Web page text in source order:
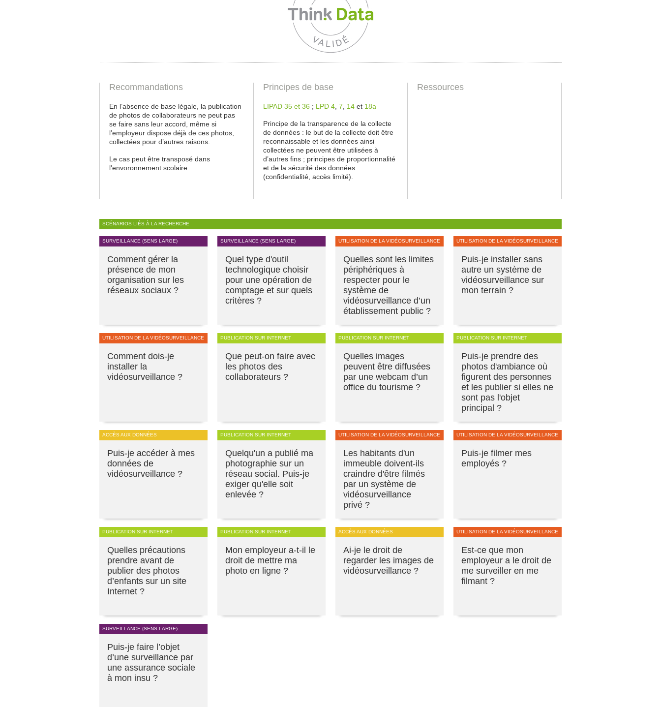
Recommandations
En l’absence de base légale, la publication
de photos de collaborateurs ne peut pas
se faire sans leur accord, même si
l’employeur dispose déjà de ces photos,
collectées pour d’autres raisons.
Le cas peut être transposé dans
l'envoronnement scolaire.
Principes de base
LIPAD 35 et 36 ; LPD 4, 7, 14 et 18a
Principe de la transparence de la collecte
de données : le but de la collecte doit être
reconnaissable et les données ainsi
collectées ne peuvent être utilisées à
d’autres fins ; principes de proportionnalité
et de la sécurité des données
(confidentialité, accès limité).
Ressources
SCÉNARIOS LIÉS À LA RECHERCHE
SURVEILLANCE (SENS LARGE)
Comment gérer la
présence de mon
organisation sur les
réseaux sociaux ?
SURVEILLANCE (SENS LARGE)
Quel type d'outil
technologique choisir
pour une opération de
comptage et sur quels
critères ?
UTILISATION DE LA VIDÉOSURVEILLANCE
Quelles sont les limites
périphériques à
respecter pour le
système de
vidéosurveillance d’un
établissement public ?
UTILISATION DE LA VIDÉOSURVEILLANCE
Puis-je installer sans
autre un système de
vidéosurveillance sur
mon terrain ?
UTILISATION DE LA VIDÉOSURVEILLANCE
Comment dois-je
installer la
vidéosurveillance ?
PUBLICATION SUR INTERNET
Que peut-on faire avec
les photos des
collaborateurs ?
PUBLICATION SUR INTERNET
Quelles images
peuvent être diffusées
par une webcam d’un
office du tourisme ?
PUBLICATION SUR INTERNET
Puis-je prendre des
photos d'ambiance où
figurent des personnes
et les publier si elles ne
sont pas l'objet
principal ?
ACCÈS AUX DONNÉES
Puis-je accéder à mes
données de
vidéosurveillance ?
PUBLICATION SUR INTERNET
Quelqu'un a publié ma
photographie sur un
réseau social. Puis-je
exiger qu'elle soit
enlevée ?
UTILISATION DE LA VIDÉOSURVEILLANCE
Les habitants d'un
immeuble doivent-ils
craindre d'être filmés
par un système de
vidéosurveillance
privé ?
UTILISATION DE LA VIDÉOSURVEILLANCE
Puis-je filmer mes
employés ?
PUBLICATION SUR INTERNET
Quelles précautions
prendre avant de
publier des photos
d’enfants sur un site
Internet ?
PUBLICATION SUR INTERNET
Mon employeur a-t-il le
droit de mettre ma
photo en ligne ?
ACCÈS AUX DONNÉES
Ai-je le droit de
regarder les images de
vidéosurveillance ?
UTILISATION DE LA VIDÉOSURVEILLANCE
Est-ce que mon
employeur a le droit de
me surveiller en me
filmant ?
SURVEILLANCE (SENS LARGE)
Puis-je faire l’objet
d’une surveillance par
une assurance sociale
à mon insu ?